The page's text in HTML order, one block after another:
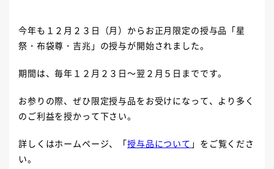
今年も１２月２３日（月）からお正月限定の授与品「星
祭・布袋尊・吉兆」の授与が開始されました。
期間は、毎年１２月２３日～翌２月５日までです。
お参りの際、ぜひ限定授与品をお受けになって、より多く
のご利益を授かって下さい。
詳しくはホームページ、「授与品について 」をご覧くださ
い。